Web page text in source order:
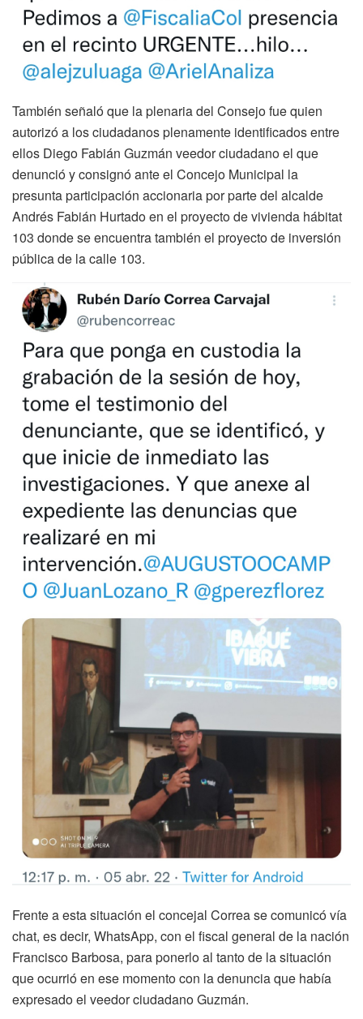
También señaló que la plenaria del Consejo fue quien
autorizó a los ciudadanos plenamente identificados entre
ellos Diego Fabián Guzmán veedor ciudadano el que
denunció y consignó ante el Concejo Municipal la
presunta participación accionaria por parte del alcalde
Andrés Fabián Hurtado en el proyecto de vivienda hábitat
103 donde se encuentra también el proyecto de inversión
pública de la calle 103.
Frente a esta situación el concejal Correa se comunicó vía
chat, es decir, WhatsApp, con el fiscal general de la nación
Francisco Barbosa, para ponerlo al tanto de la situación
que ocurrió en ese momento con la denuncia que había
expresado el veedor ciudadano Guzmán.